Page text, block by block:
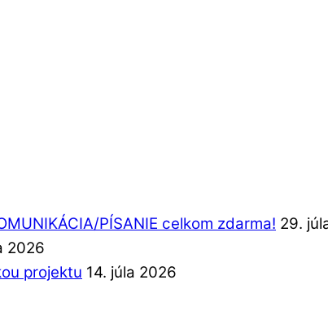
PÍSANIE celkom zdarma! 29.
2026
projektu 14. júla 2026